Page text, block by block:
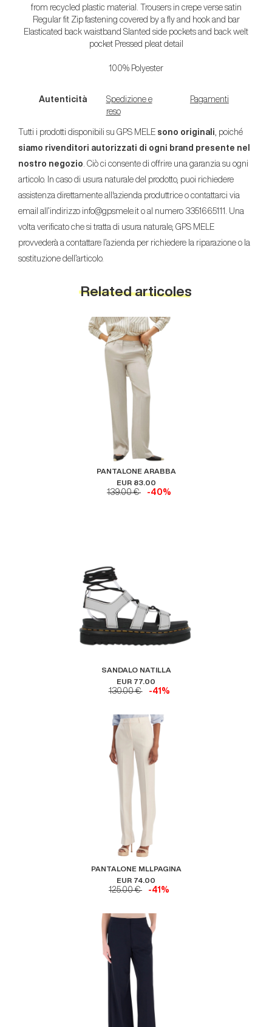
from recycled plastic material. Trousers in crepe verse satin
Regular fit Zip fastening covered by a fly and hook and bar
Elasticated back waistband Slanted side pockets and back welt
pocket Pressed pleat detail
100% Polyester
Autenticità
Spedizione e
reso
Pagamenti
Tutti i prodotti disponibili su GPS MELE sono originali , poiché
siamo rivenditori autorizzati di ogni brand presente nel
nostro negozio . Ciò ci consente di offrire una garanzia su ogni
articolo. In caso di usura naturale del prodotto, puoi richiedere
assistenza direttamente all'azienda produttrice o contattarci via
email all’indirizzo info@gpsmele.it o al numero 3351665111. Una
volta verificato che si tratta di usura naturale, GPS MELE
provvederà a contattare l’azienda per richiedere la riparazione o la
sostituzione dell’articolo.
Related articoles
PANTALONE ARABBA
EUR 83.00
139.00 € -40%
SANDALO NATILLA
EUR 77.00
130.00 € -41%
PANTALONE MLLPAGINA
EUR 74.00
125.00 € -41%